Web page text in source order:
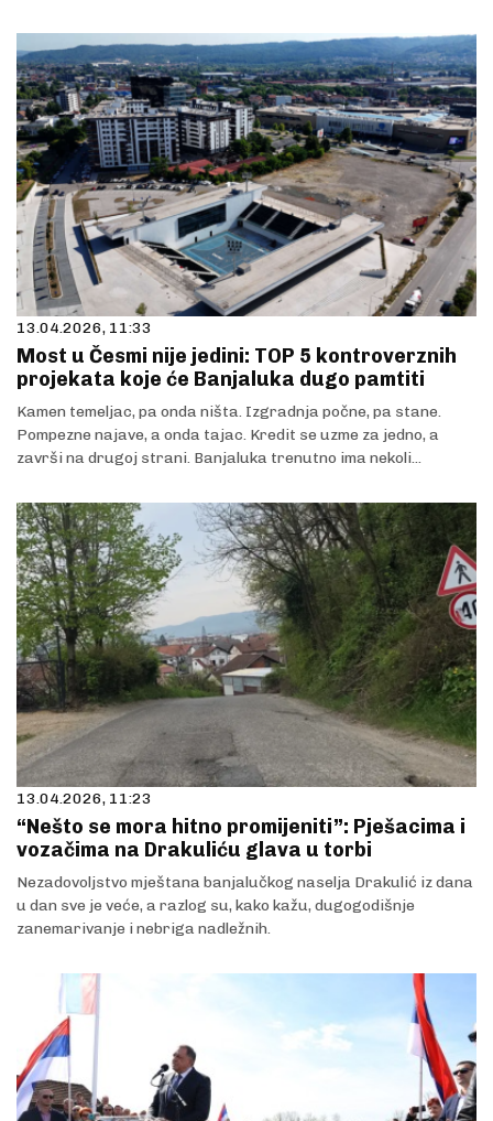
13.04.2026, 11:33
Most u Česmi nije jedini: TOP 5 kontroverznih
projekata koje će Banjaluka dugo pamtiti
Kamen temeljac, pa onda ništa. Izgradnja počne, pa stane.
Pompezne najave, a onda tajac. Kredit se uzme za jedno, a
završi na drugoj strani. Banjaluka trenutno ima nekoli...
13.04.2026, 11:23
“Nešto se mora hitno promijeniti”: Pješacima i
vozačima na Drakuliću glava u torbi
Nezadovoljstvo mještana banjalučkog naselja Drakulić iz dana
u dan sve je veće, a razlog su, kako kažu, dugogodišnje
zanemarivanje i nebriga nadležnih.